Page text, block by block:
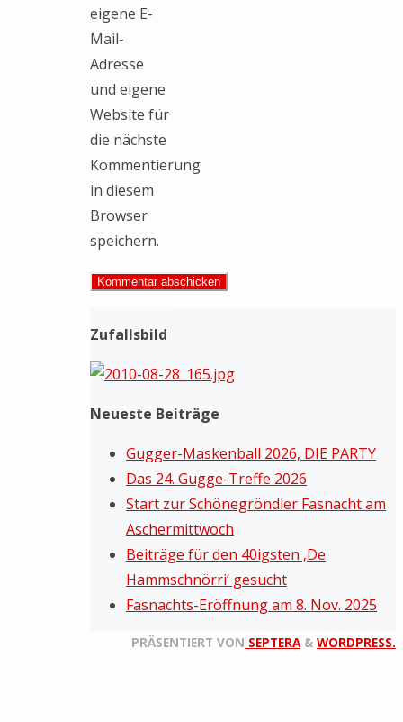
eigene E-
Mail-
Adresse
und eigene
Website für
die nächste
Kommentierung
in diesem
Browser
speichern.
Zufallsbild
Neueste Beiträge
Gugger-Maskenball 2026, DIE PARTY
Das 24. Gugge-Treffe 2026
Start zur Schönegröndler Fasnacht am
Aschermittwoch
Beiträge für den 40igsten ‚De
Hammschnörri‘ gesucht
Fasnachts-Eröffnung am 8. Nov. 2025
PRÄSENTIERT VON SEPTERA& WORDPRESS.